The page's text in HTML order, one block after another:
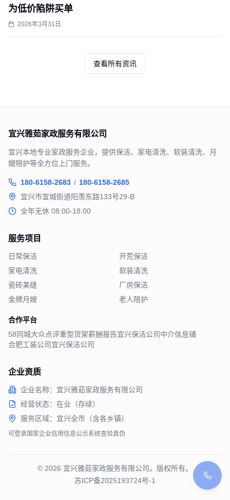
为低价陷阱买单
2026年3月31日
查看所有资讯
宜兴雅茹家政服务有限公司
宜兴本地专业家政服务企业，提供保洁、家电清洗、软装清洗、月
嫂陪护等全方位上门服务。
180-6158-2683 / 180-6158-2685
宜兴市宜城街道阳羡东路133号29-B
全年无休 08:00-18:00
服务项目
日常保洁
开荒保洁
家电清洗
软装清洗
瓷砖美缝
厂房保洁
金牌月嫂
老人陪护
合作平台
58同城大众点评重型货架薪酬报告宜兴保洁公司中介信息铺
合肥工装公司宜兴保洁公司
企业资质
企业名称：宜兴雅茹家政服务有限公司
经营状态：在业（存续）
服务区域：宜兴全市（含各乡镇）
可登录国家企业信用信息公示系统查验真伪
© 2026 宜兴雅茹家政服务有限公司。版权所有。
苏ICP备2025193724号-1